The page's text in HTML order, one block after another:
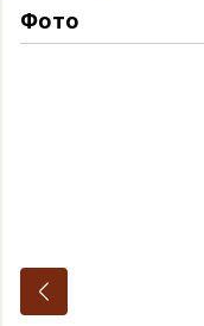
Фото